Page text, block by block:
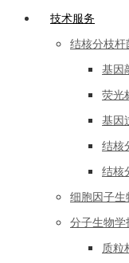
技术服务
结核分枝杆
基因
荧光
基因
结核
结核
细胞因子生
分子生物学
质粒